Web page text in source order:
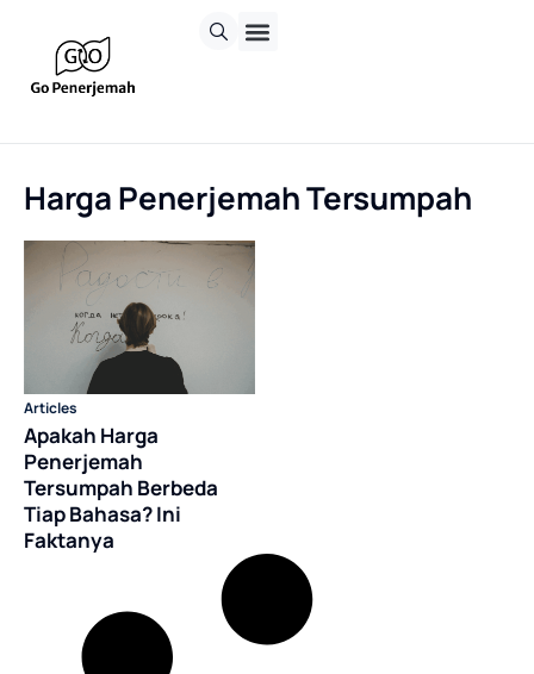
Harga Penerjemah Tersumpah
Articles
Apakah Harga
Penerjemah
Tersumpah Berbeda
Tiap Bahasa? Ini
Faktanya